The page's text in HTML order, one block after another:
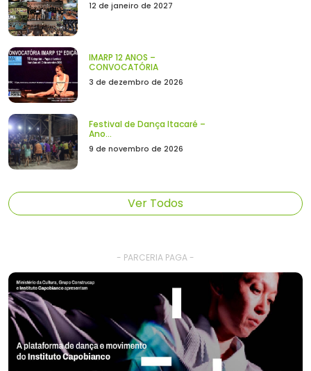
12 de janeiro de 2027
IMARP 12 ANOS –
CONVOCATÓRIA
3 de dezembro de 2026
Festival de Dança Itacaré –
Ano...
9 de novembro de 2026
Ver Todos
- PARCERIA PAGA -